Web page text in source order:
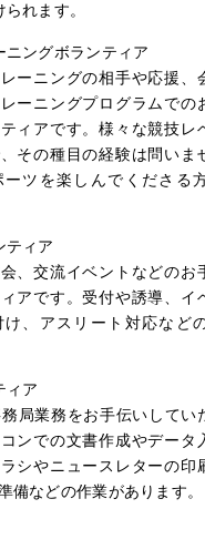
れます。
ニングボランティア
ーニングの相手や応援、
ーニングプログラムでの
ィアです。様々な競技レ
その種目の経験は問いま
ーツを楽しんでくださる
ティア
、交流イベントなどのお
アです。受付や誘導、イ
、アスリート対応など
ィア
局業務をお手伝いしてい
ンでの文書作成やデータ
シやニュースレターの印
備などの作業があります。